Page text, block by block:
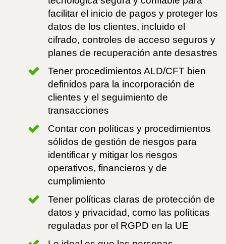
facilitar el inicio de pagos y proteger los
datos de los clientes, incluido el
cifrado, controles de acceso seguros y
planes de recuperación ante desastres
Tener procedimientos ALD/CFT bien
definidos para la incorporación de
clientes y el seguimiento de
transacciones
Contar con políticas y procedimientos
sólidos de gestión de riesgos para
identificar y mitigar los riesgos
operativos, financieros y de
cumplimiento
Tener políticas claras de protección de
datos y privacidad, como las políticas
reguladas por el RGPD en la UE